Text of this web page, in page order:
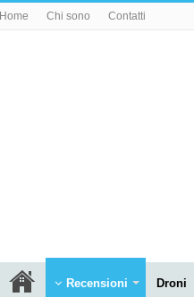
Home Chi sono Contatti
Recensioni Droni